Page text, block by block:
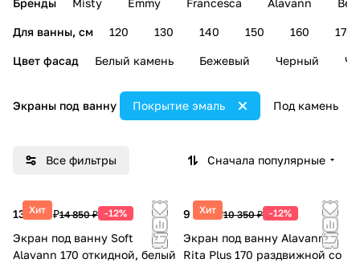
Для ванны, см 120 130 140 150 160 170
Цвет фасад Белый камень Бежевый Черный
Экраны под ванну Под камень
Покрытие эмаль
Все фильтры Сначала популярные
Хит
13 068 ₽14 850 ₽ -12%
Экран под ванну Soft
Alavann 170 откидной, белый
Хит
9 108 ₽10 350 ₽ -12%
Экран под ванну Alavann
Rita Plus 170 раздвижной со